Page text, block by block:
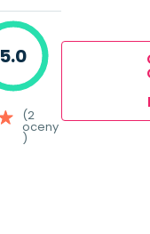
5.0
(2
oceny
)